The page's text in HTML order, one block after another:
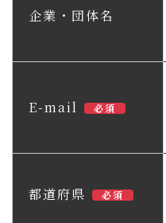
企業・団体名
E-mail 必須
都道府県 必須